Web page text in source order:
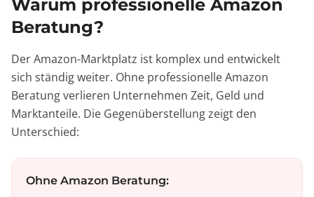
Warum professionelle Amazon
Beratung?
Der Amazon-Marktplatz ist komplex und entwickelt
sich ständig weiter. Ohne professionelle Amazon
Beratung verlieren Unternehmen Zeit, Geld und
Marktanteile. Die Gegenüberstellung zeigt den
Unterschied:
Ohne Amazon Beratung: